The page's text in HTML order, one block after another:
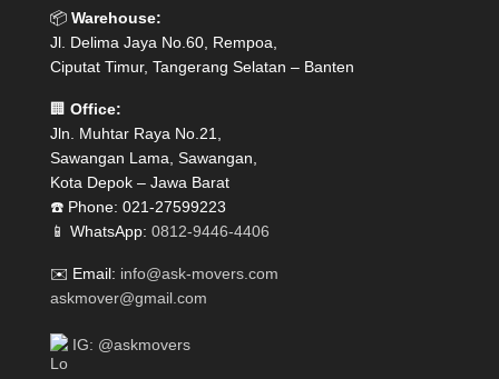
📦 Warehouse:
Jl. Delima Jaya No.60, Rempoa,
Ciputat Timur, Tangerang Selatan – Banten
🏢 Office:
Jln. Muhtar Raya No.21,
Sawangan Lama, Sawangan,
Kota Depok – Jawa Barat
☎️ Phone: 021-27599223
📱 WhatsApp: 0812-9446-4406
✉️ Email: info@ask-movers.com
askmover@gmail.com
IG: @askmovers